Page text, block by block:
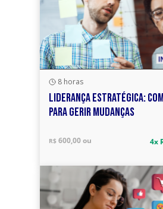
8 horas
LIDERANÇA ESTRATÉGICA:
PARA GERIR MUDANÇAS
R$ 600,00 ou 4x